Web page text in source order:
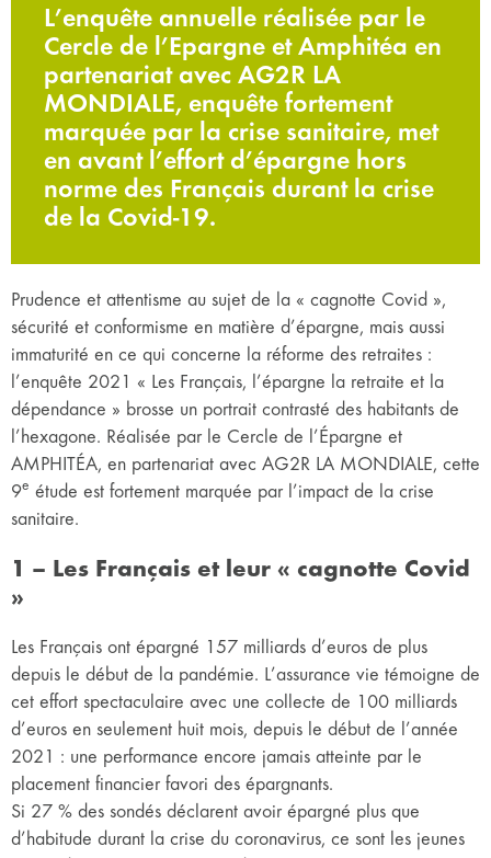
L’enquête annuelle réalisée par le
Cercle de l’Epargne et Amphitéa en
partenariat avec AG2R LA
MONDIALE, enquête fortement
marquée par la crise sanitaire, met
en avant l’effort d’épargne hors
norme des Français durant la crise
de la Covid-19.
Prudence et attentisme au sujet de la « cagnotte Covid »,
sécurité et conformisme en matière d’épargne, mais aussi
immaturité en ce qui concerne la réforme des retraites :
l’enquête 2021 « Les Français, l’épargne la retraite et la
dépendance » brosse un portrait contrasté des habitants de
l’hexagone. Réalisée par le Cercle de l’Épargne et
AMPHITÉA, en partenariat avec AG2R LA MONDIALE, cette
9e étude est fortement marquée par l’impact de la crise
sanitaire.
1 – Les Français et leur « cagnotte Covid
»
Les Français ont épargné 157 milliards d’euros de plus
depuis le début de la pandémie. L’assurance vie témoigne de
cet effort spectaculaire avec une collecte de 100 milliards
d’euros en seulement huit mois, depuis le début de l’année
2021 : une performance encore jamais atteinte par le
placement financier favori des épargnants.
Si 27 % des sondés déclarent avoir épargné plus que
d’habitude durant la crise du coronavirus, ce sont les jeunes